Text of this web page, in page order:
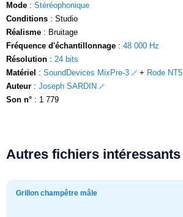
Mode : Stéréophonique
Conditions : Studio
Réalisme : Bruitage
Fréquence d'échantillonnage : 48 000 Hz
Résolution : 24 bits
Matériel : SoundDevices MixPre-3 + Rode NT5
Auteur : Joseph SARDIN
Son n° : 1 779
Autres fichiers intéressants
Grillon champêtre mâle